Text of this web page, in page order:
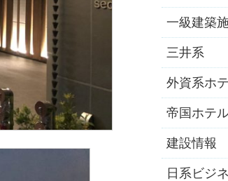
一級建築
三井系
外資系ホ
帝国ホテ
建設情報
日系ビジ